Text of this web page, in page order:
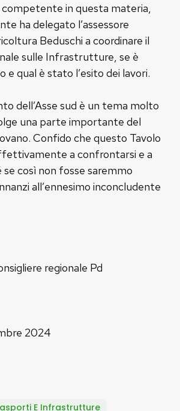
competente in questa materia,
ha delegato l’assessore
Beduschi a coordinare il
sulle Infrastrutture, se è
e qual è stato l’esito dei lavori.
dell’Asse sud è un tema molto
una parte importante del
Confido che questo Tavolo
a confrontarsi e a
così non fosse saremmo
all’ennesimo inconcludente
regionale Pd
2024
E Infrastrutture